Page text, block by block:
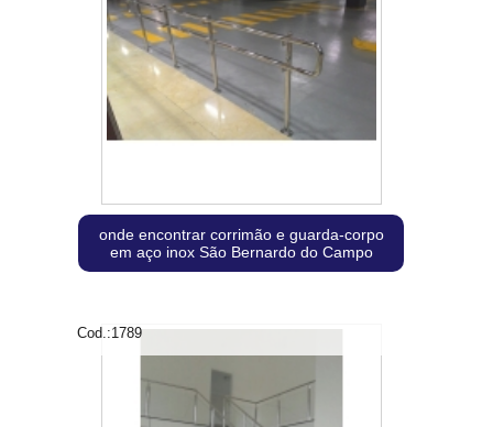
onde encontrar corrimão e guarda-corpo
em aço inox São Bernardo do Campo
Cod.:1789